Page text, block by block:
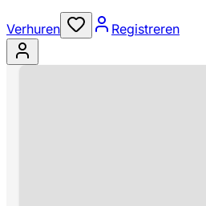
Verhuren Registreren